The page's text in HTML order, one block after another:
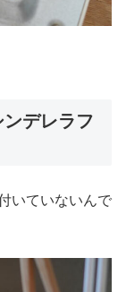
デレラフ
いていないんで